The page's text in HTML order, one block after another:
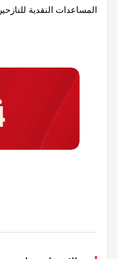
المساعدات النقدية